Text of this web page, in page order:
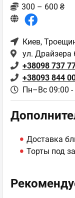
300 – 600 ₴
Киев,
ул. Драйзера
+38098 737
+38093 844
Пн–Вс 09:00 -
Доставка
Торты под